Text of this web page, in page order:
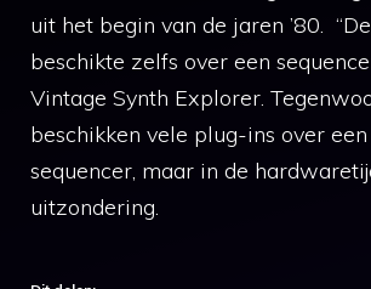
uit het begin van de jaren ’80.
beschikte zelfs over een
Vintage Synth Explorer.
beschikken vele plug-ins over
sequencer, maar in de
uitzondering.